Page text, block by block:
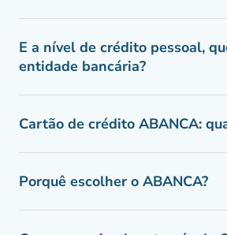
E a nível de crédito pessoal,
entidade bancária?
Cartão de crédito ABANCA:
Porquê escolher o ABANCA?